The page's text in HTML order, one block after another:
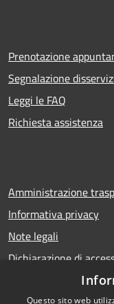
Prenotazione
Segnalazione
Leggi le FAQ
Richiesta assistenza
Amministrazione
Informativa privacy
Note legali
Dichiarazione di
Questo sito web